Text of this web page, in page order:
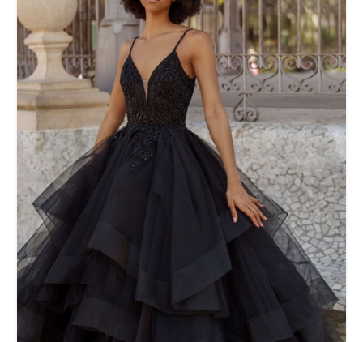
COMUNIÓN
Niña
Complementos comunión
FESTERAS
NUESTRAS CLIENTAS
Donde estamos
Pide tu cita
Contacto
Nuestro taller